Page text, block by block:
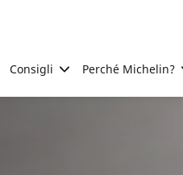
Consigli Perché Michelin?